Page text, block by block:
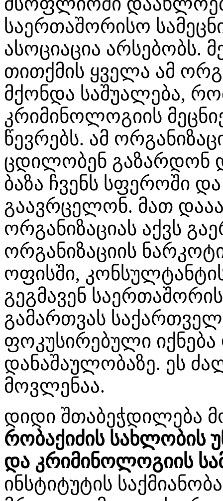
საერთაშორისო
ასოციაცია არსებობს.
თითქმის ყველა ამ
მქონდა საშუალება,
კრიმინოლოგიის
წევრებს. ამ
ცდილობენ გაზარდონ
ბაზა ჩვენს სფეროში
გაავრცელონ. მათ
ორგანიზაციას აქვს
ორგანიზაციის
ოფისში,
გეგმავენ
გამართვას
ფოკუსირებული
დანაშაულობაზე. ეს
მოვლენაა.
დიდი შთაბეჭდილება
რობაქიძის სახლობის
და კრიმინოლოგიის
ინსტიტუტის